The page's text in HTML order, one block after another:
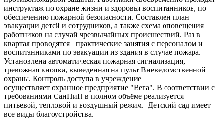
инструктаж по охране жизни и здоровья воспитанников, по
обеспечению пожарной безопасности. Составлен план
эвакуации детей и сотрудников, а также схема оповещения
работников на случай чрезвычайных происшествий. Раз в
квартал проводятся практические занятия с персоналом и
воспитанниками по эвакуации из здания в случае пожара.
Установлена автоматическая пожарная сигнализация,
тревожная кнопка, выведенная на пульт Вневедомственной
охраны. Контроль доступа в учреждение
осуществляет охранное предприятие "Вега". В соответствии с
требованиями СанПиН в полном объёме реализуется
питьевой, тепловой и воздушный режим. Детский сад имеет
все виды благоустройства.